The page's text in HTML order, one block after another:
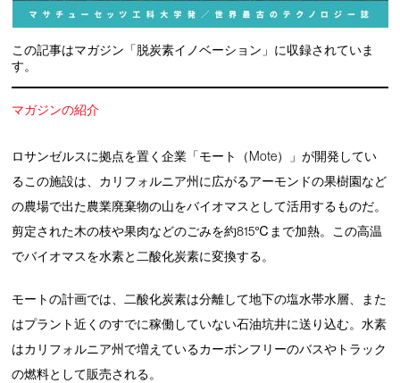
この記事はマガジン「脱炭素イノベーション」に収録されていま
す。
マガジンの紹介
ロサンゼルスに拠点を置く企業「モート（Mote）」が開発してい
るこの施設は、カリフォルニア州に広がるアーモンドの果樹園など
の農場で出た農業廃棄物の山をバイオマスとして活用するものだ。
剪定された木の枝や果肉などのごみを約815℃まで加熱。この高温
でバイオマスを水素と二酸化炭素に変換する。
モートの計画では、二酸化炭素は分離して地下の塩水帯水層、また
はプラント近くのすでに稼働していない石油坑井に送り込む。水素
はカリフォルニア州で増えているカーボンフリーのバスやトラック
の燃料として販売される。